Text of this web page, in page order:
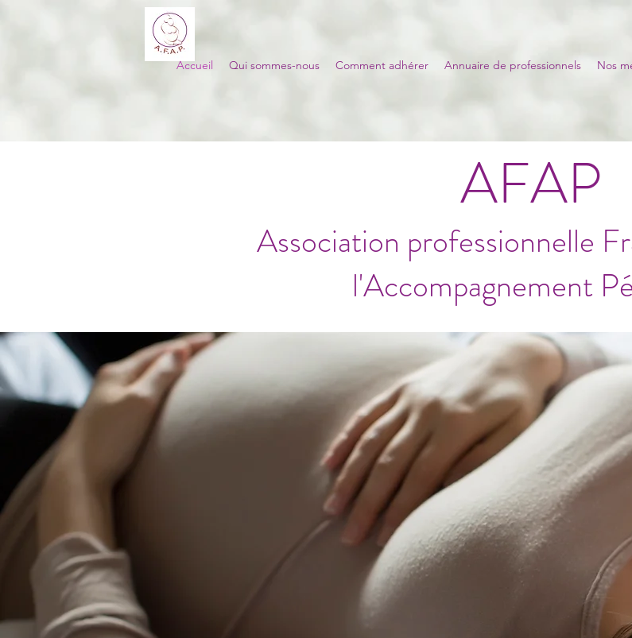
Accueil Qui sommes-nous Comment adhérer Annuaire de professionnels Nos
AFAP
Association professionnelle
l'Accompagnement